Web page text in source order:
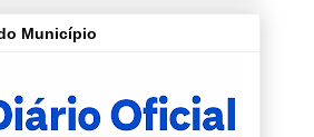
Município